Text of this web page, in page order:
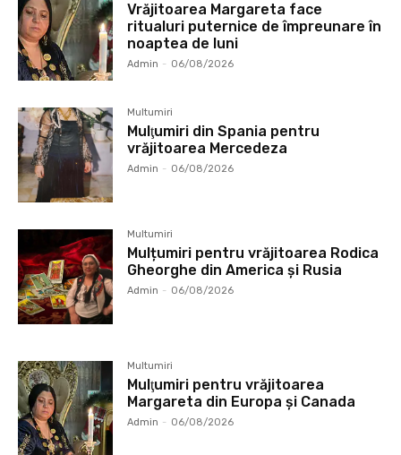
Vrăjitoarea Margareta face
ritualuri puternice de împreunare în
noaptea de luni
Admin - 06/08/2026
Multumiri
Mulţumiri din Spania pentru
vrăjitoarea Mercedeza
Admin - 06/08/2026
Multumiri
Mulțumiri pentru vrăjitoarea Rodica
Gheorghe din America și Rusia
Admin - 06/08/2026
Multumiri
Mulţumiri pentru vrăjitoarea
Margareta din Europa și Canada
Admin - 06/08/2026